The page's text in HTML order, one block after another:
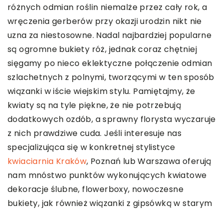
różnych odmian roślin niemalże przez cały rok, a
wręczenia gerberów przy okazji urodzin nikt nie
uzna za niestosowne. Nadal najbardziej popularne
są ogromne bukiety róż, jednak coraz chętniej
sięgamy po nieco eklektyczne połączenie odmian
szlachetnych z polnymi, tworzącymi w ten sposób
wiązanki w iście wiejskim stylu. Pamiętajmy, że
kwiaty są na tyle piękne, że nie potrzebują
dodatkowych ozdób, a sprawny florysta wyczaruje
z nich prawdziwe cuda. Jeśli interesuje nas
specjalizująca się w konkretnej stylistyce
kwiaciarnia Kraków, Poznań lub Warszawa oferują
nam mnóstwo punktów wykonujących kwiatowe
dekoracje ślubne, flowerboxy, nowoczesne
bukiety, jak również wiązanki z gipsówką w starym